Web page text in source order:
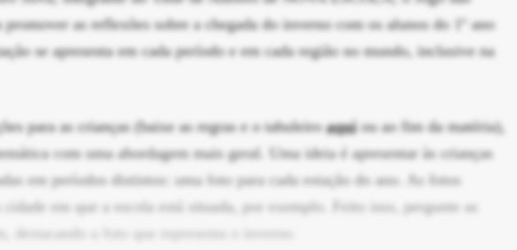
promover as reflexões sobre a chegada do inverno com os alunos do 1º ano
se apresenta em cada período e em cada região no mundo, inclusive na
para as crianças (baixe as regras e o tabuleiroaquiou ao fim da matéria),
com uma abordagem mais geral. Uma ideia é apresentar às crianças
em períodos distintos: uma foto para cada estação do ano. As fotos
em que a escola está situada, por exemplo. Feito isso, pergunte as
destacando a foto que representa o inverno.